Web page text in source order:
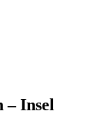
– Insel